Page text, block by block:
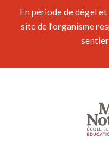
En période de dégel
site de l’organisme